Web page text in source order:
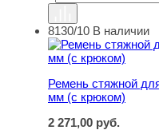
Ремень стяжной
8130/10 В наличии
Ремень стяжной
мм (с крюком)
2 271,00 руб.